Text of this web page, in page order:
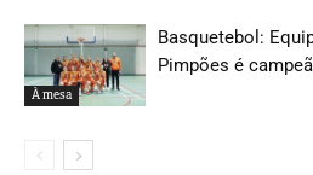
À mesa
Basquetebol:
Pimpões é